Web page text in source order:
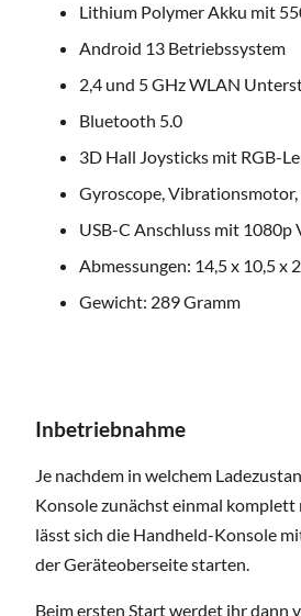
Lithium Polymer Akku mit
Android 13 Betriebssystem
2,4 und 5 GHz WLAN
Bluetooth 5.0
3D Hall Joysticks mit RGB-
Gyroscope,
USB-C Anschluss mit 1080p
Abmessungen: 14,5 x 10,5 x
Gewicht: 289 Gramm
Inbetriebnahme
Je nachdem in welchem
Konsole zunächst einmal komplett
lässt sich die Handheld-Konsole
der Geräteoberseite starten.
Beim ersten Start werdet ihr dann